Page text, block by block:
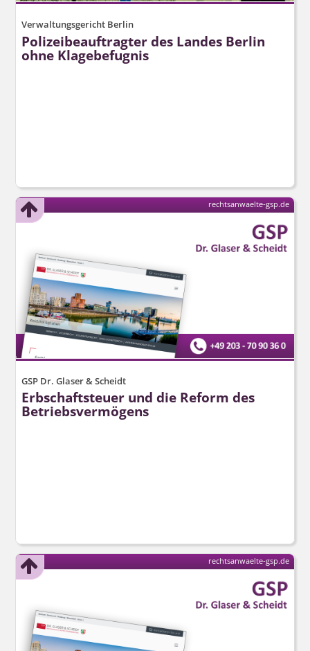
Verwaltungsgericht Berlin
Polizeibeauftragter des Landes Berlin
ohne Klagebefugnis
GSP Dr. Glaser & Scheidt
Erbschaftsteuer und die Reform des
Betriebsvermögens
rechtsanwaelte-gsp.de
rechtsanwaelte-gsp.de